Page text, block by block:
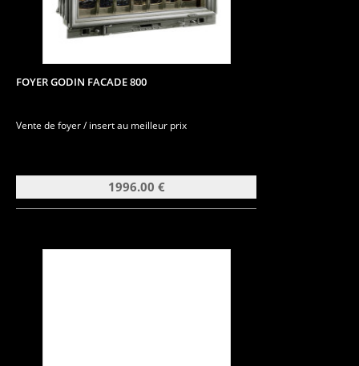
FOYER GODIN FACADE 800
Vente de foyer / insert au meilleur prix
1996.00 €